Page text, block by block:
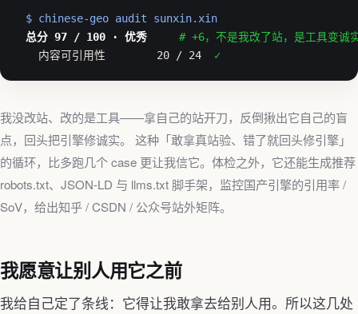
$ chinese-geo audit sunxin.xin
总分 97 / 100 · 优秀
# +6，不是我改了站，是工具变诚
  内容可引用性        20 / 24
✓
我没改站、改的是工具——拿自己的站开刀，反倒揪出它自己的盲
点，回头把引擎修诚实。 这种「敢拿真站验、错了就回头修引擎」
的循环，比多跑几个 case 更让我信它。体检之外，它还能生成推荐
robots.txt、JSON-LD 与 llms.txt 脚手架，监控国产引擎的引用率 /
SoV，给出知乎 / CSDN / 公众号站外矩阵。
我愿意让别人用它之前
我给自己定了条线：它得让我敢拿去给别人用。所以这几处